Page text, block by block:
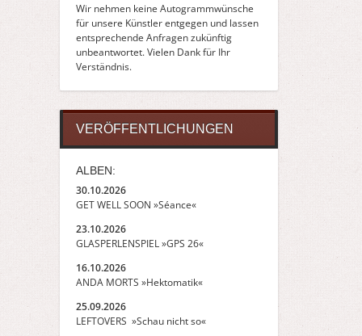
Wir nehmen keine Autogrammwünsche
für unsere Künstler entgegen und lassen
entsprechende Anfragen zukünftig
unbeantwortet. Vielen Dank für Ihr
Verständnis.
VERÖFFENTLICHUNGEN
ALBEN:
30.10.2026
GET WELL SOON »Séance«
23.10.2026
GLASPERLENSPIEL »GPS 26«
16.10.2026
ANDA MORTS »Hektomatik«
25.09.2026
LEFTOVERS »Schau nicht so«